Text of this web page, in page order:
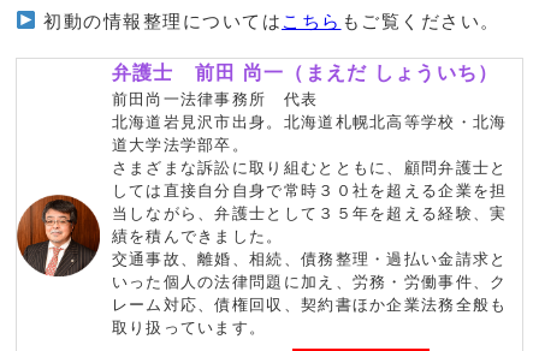
初動の情報整理については こちら もご覧ください。
弁護士 前田 尚一（まえだ しょういち）
前田尚一法律事務所 代表
北海道岩見沢市出身。北海道札幌北高等学校・北海
道大学法学部卒。
さまざまな訴訟に取り組むとともに、顧問弁護士と
しては直接自分自身で常時３０社を超える企業を担
当しながら、弁護士として３５年を超える経験、実
績を積んできました。
交通事故、離婚、相続、債務整理・過払い金請求と
いった個人の法律問題に加え、労務・労働事件、ク
レーム対応、債権回収、契約書ほか企業法務全般も
取り扱っています。